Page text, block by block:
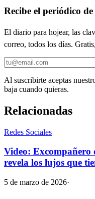
Recibe el periódico
El diario para hojear, las
correo, todos los días.
Al suscribirte aceptas
baja cuando quieras.
Relacionadas
Redes Sociales
Video: Excompañero
revela los lujos que
5 de marzo de 2026·